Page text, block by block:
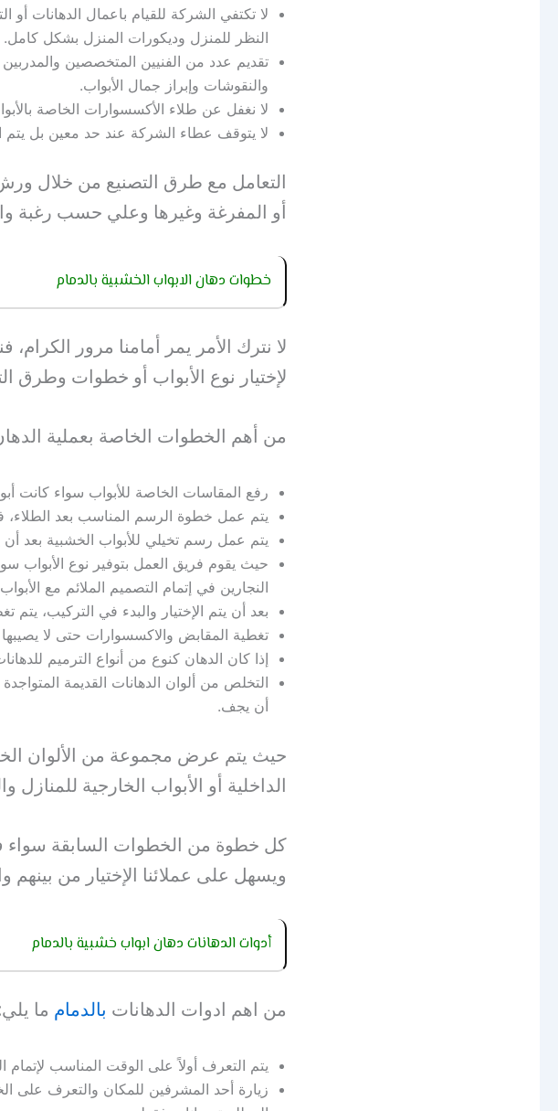
لا تكتفي الشركة للقيام باعمال الدهانات
النظر للمنزل وديكورات المنزل بشكل كامل.
تقديم عدد من الفنيين المتخصصين
والنقوشات وإبراز جمال الأبواب.
لا نغفل عن طلاء الأكسسوارات الخاصة
لا يتوقف عطاء الشركة عند حد معين بل يتم
التعامل مع طرق التصنيع من خلال
أو المفرغة وغيرها وعلي حسب رغبة
خطوات دهان الابواب الخشبية بالدمام
لا نترك الأمر يمر أمامنا مرور
لإختيار نوع الأبواب أو خطوات وطرق
من أهم الخطوات الخاصة بعملية
رفع المقاسات الخاصة للأبواب سواء كانت
يتم عمل خطوة الرسم المناسب بعد الطلاء،
يتم عمل رسم تخيلي للأبواب الخشبية بعد أن
حيث يقوم فريق العمل بتوفير نوع
النجارين في إتمام التصميم الملائم مع
بعد أن يتم الإختيار والبدء في التركيب،
تغطية المقابض والاكسسوارات حتى لا
إذا كان الدهان كنوع من أنواع الترميم
التخلص من ألوان الدهانات القديمة
أن يجف.
حيث يتم عرض مجموعة من الألوان
الداخلية أو الأبواب الخارجية للمنازل
كل خطوة من الخطوات السابقة سواء
ويسهل على عملائنا الإختيار من بينهم
أدوات الدهانات دهان ابواب خشبية بالدمام
من اهم ادوات الدهانات بالدمام ما
يتم التعرف أولاً على الوقت المناسب لإتمام
زيارة أحد المشرفين للمكان والتعرف على